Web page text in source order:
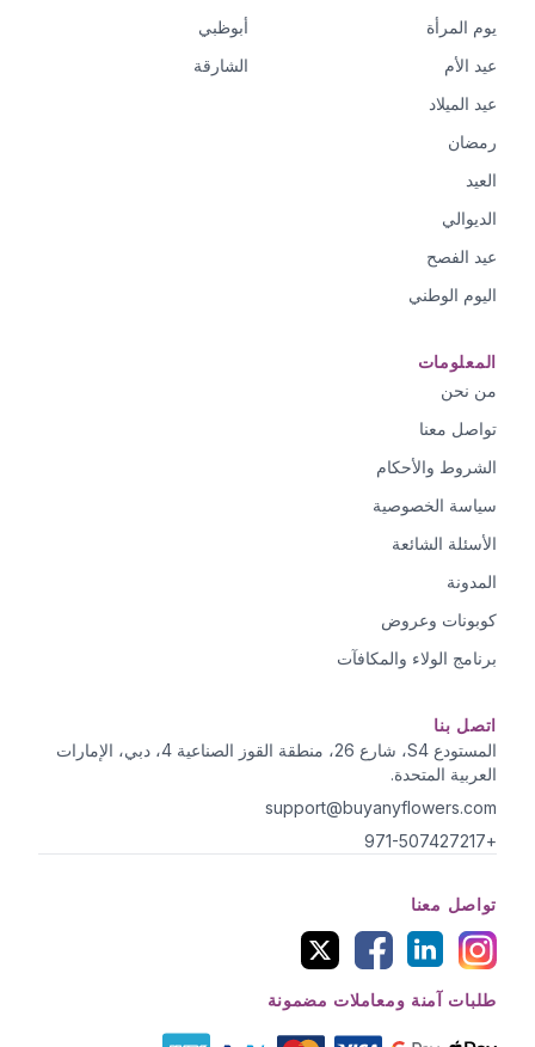
يوم المرأة
عيد الأم
عيد الميلاد
رمضان
العيد
الديوالي
عيد الفصح
اليوم الوطني
أبوظبي
الشارقة
المعلومات
من نحن
تواصل معنا
الشروط والأحكام
سياسة الخصوصية
الأسئلة الشائعة
المدونة
كوبونات وعروض
برنامج الولاء والمكافآت
اتصل بنا
المستودع S4، شارع 26، منطقة القوز الصناعية 4، دبي، الإمارات
العربية المتحدة.
support@buyanyflowers.com
+971-507427217
تواصل معنا
طلبات آمنة ومعاملات مضمونة